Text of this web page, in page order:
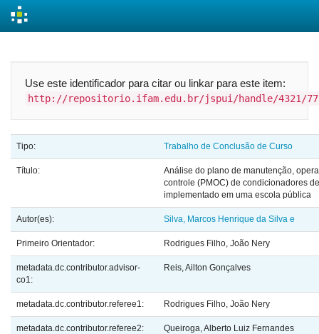
Use este identificador para citar ou linkar para este item:
http://repositorio.ifam.edu.br/jspui/handle/4321/
Tipo: Trabalho de Conclusão de Curso
Título:
Análise do plano de manutenção,
controle (PMOC) de condicionadores
implementado em uma escola pública
Autor(es): Silva, Marcos Henrique da Silva e
Primeiro Orientador: Rodrigues Filho, João Nery
metadata.dc.contributor.advisor-
co1:
Reis, Ailton Gonçalves
metadata.dc.contributor.referee1: Rodrigues Filho, João Nery
metadata.dc.contributor.referee2: Queiroga, Alberto Luiz Fernandes